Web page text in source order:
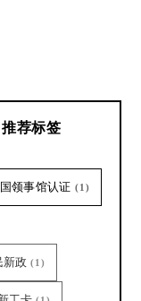
荐标签
领事馆认证 (1)
新政 (1)